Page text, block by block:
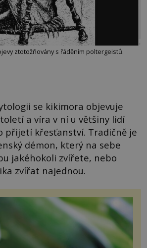
ztotožňovány s řáděním poltergeistů.
se kikimora objevuje
a víra v ní u většiny lidí
přijetí křesťanství. Tradičně je
démon, který na sebe
jakéhokoli zvířete, nebo
zvířat najednou.